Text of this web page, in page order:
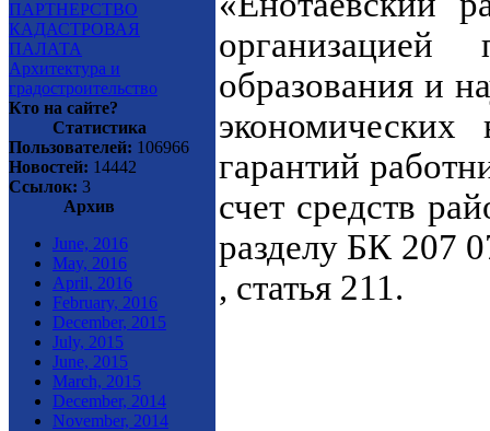
ПАРТНЕРСТВО
КАДАСТРОВАЯ
ПАЛАТА
Архитектура и
градостроительство
Кто на сайте?
Статистика
Пользователей: 106966
Новостей: 14442
Ссылок: 3
Архив
June, 2016
May, 2016
April, 2016
February, 2016
December, 2015
July, 2015
June, 2015
March, 2015
December, 2014
November, 2014
организацией
образования и
гарантий
счет средств
разделу БК 207
, статья 211.